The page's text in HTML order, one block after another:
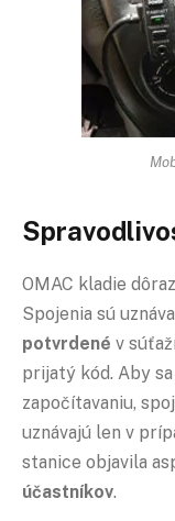
OMAC kladie
Spojenia sú
potvrdené v
prijatý kód. Aby
započítavaniu,
uznávajú len v
stanice objavila
účastníkov.